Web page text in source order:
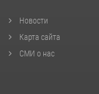
Новости
Карта сайта
СМИ о нас